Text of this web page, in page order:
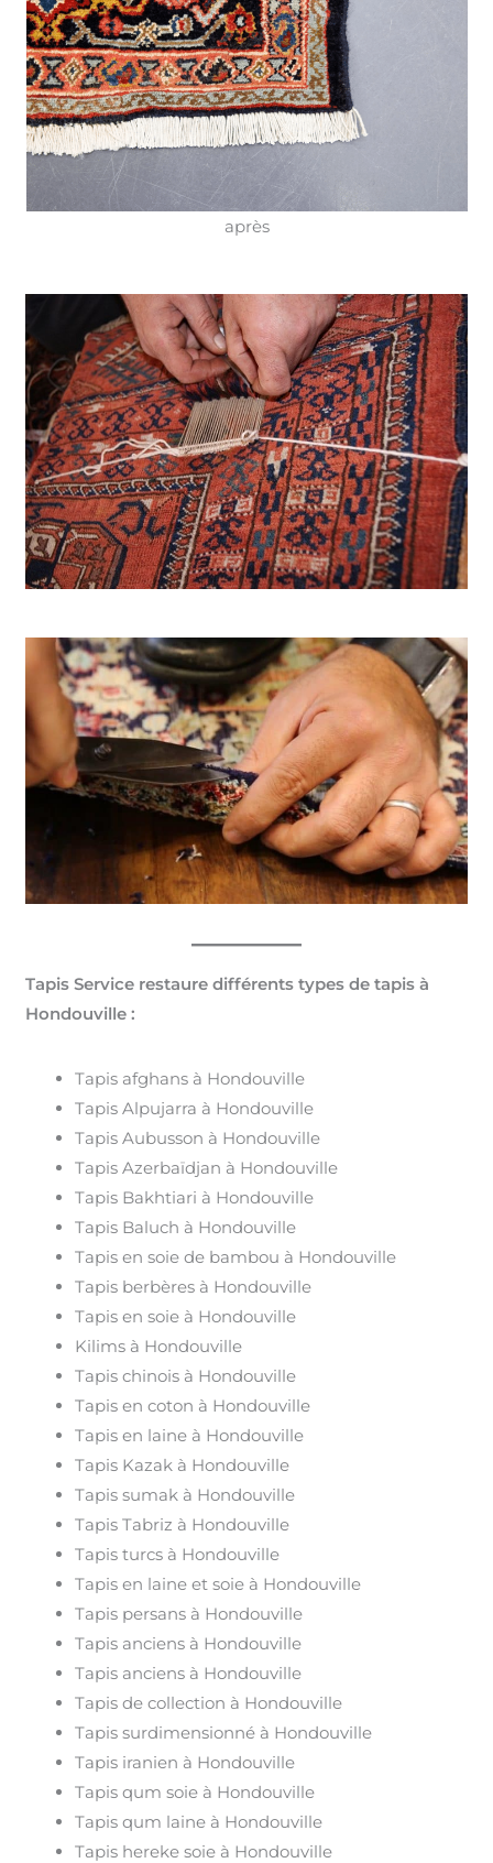
après
Tapis Service restaure différents types de tapis à
Hondouville :
Tapis afghans à Hondouville
Tapis Alpujarra à Hondouville
Tapis Aubusson à Hondouville
Tapis Azerbaïdjan à Hondouville
Tapis Bakhtiari à Hondouville
Tapis Baluch à Hondouville
Tapis en soie de bambou à Hondouville
Tapis berbères à Hondouville
Tapis en soie à Hondouville
Kilims à Hondouville
Tapis chinois à Hondouville
Tapis en coton à Hondouville
Tapis en laine à Hondouville
Tapis Kazak à Hondouville
Tapis sumak à Hondouville
Tapis Tabriz à Hondouville
Tapis turcs à Hondouville
Tapis en laine et soie à Hondouville
Tapis persans à Hondouville
Tapis anciens à Hondouville
Tapis anciens à Hondouville
Tapis de collection à Hondouville
Tapis surdimensionné à Hondouville
Tapis iranien à Hondouville
Tapis qum soie à Hondouville
Tapis qum laine à Hondouville
Tapis hereke soie à Hondouville